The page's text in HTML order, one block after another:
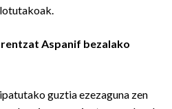
Aspanif bezalako
guztia ezezaguna zen